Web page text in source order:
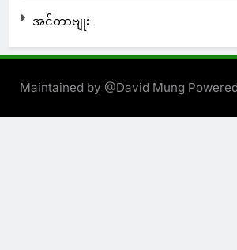
အင်တာဗျုး
Maintained by @David Mung